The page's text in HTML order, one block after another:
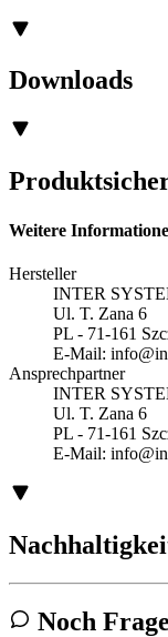
Downloads
Weitere
Hersteller
INTER
Ul. T. Zana 6
PL - 71-161
E-Mail:
Ansprechpartner
INTER
Ul. T. Zana 6
PL - 71-161
E-Mail:
Noch